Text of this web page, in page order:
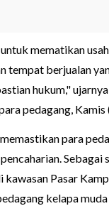
mematikan
tempat berjualan
hukum,"
pedagang,
para
Sebagai
kawasan Pasar
kelapa